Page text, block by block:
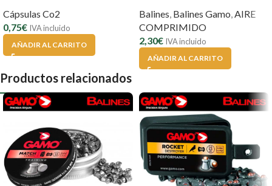
Cápsulas Co2
0,75€ IVA incluido
AÑADIR AL CARRITO
Balines Balines Gamo AIRE
COMPRIMIDO
2,30€ IVA incluido
AÑADIR AL CARRITO
Productos relacionados